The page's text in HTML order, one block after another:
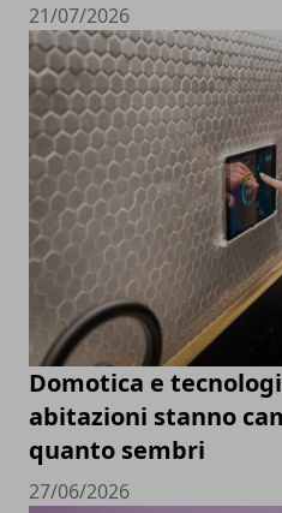
21/07/2026
Domotica e
abitazioni stanno
quanto sembri
27/06/2026